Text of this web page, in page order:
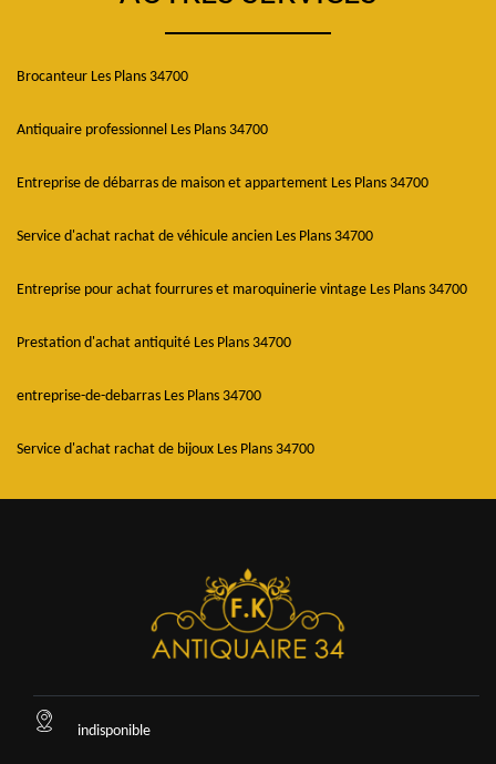
Brocanteur Les Plans 34700
Antiquaire professionnel Les Plans 34700
Entreprise de débarras de maison et appartement Les Plans 34700
Service d'achat rachat de véhicule ancien Les Plans 34700
Entreprise pour achat fourrures et maroquinerie vintage Les Plans 34700
Prestation d'achat antiquité Les Plans 34700
entreprise-de-debarras Les Plans 34700
Service d'achat rachat de bijoux Les Plans 34700
indisponible